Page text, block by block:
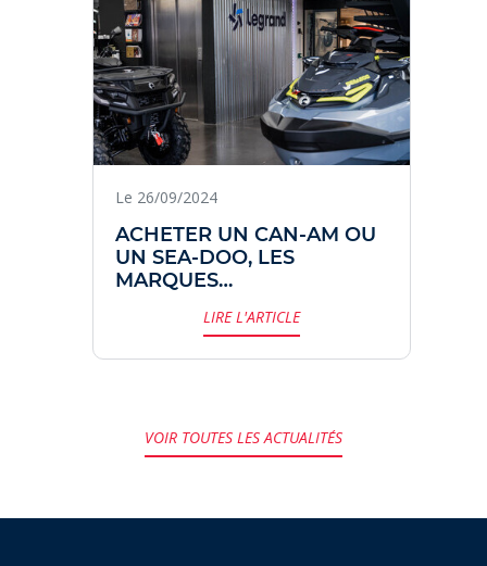
Le 26/09/2024
ACHETER UN CAN-AM OU
UN SEA-DOO, LES
MARQUES
GROUPE BRP.
LIRE L'ARTICLE
VOIR TOUTES LES ACTUALITÉS